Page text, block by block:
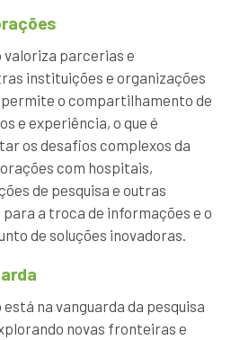
parcerias e
instituições e organizações
permite o compartilhamento de
e experiência, o que é
os desafios complexos da
com hospitais,
de pesquisa e outras
a troca de informações e o
de soluções inovadoras.
na vanguarda da pesquisa
novas fronteiras e